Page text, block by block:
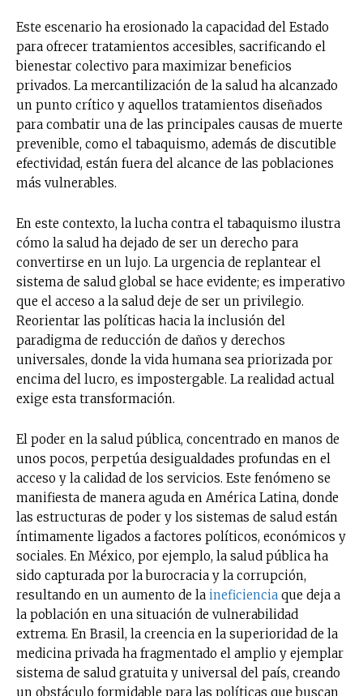
No te pierdas de las
últimas noticias
Suscríbete a nuestro boletín diario y
recibe todas las noticias del vapeo y la
reducción de daños en tu correo
electrónico.
Subscribe to our daily clipping and
receive all the news of vaping and
tobacco harm reduction in your email.
SUBSCRIBIRSE
Este escenario ha erosionado la capacidad del Estado
para ofrecer tratamientos accesibles, sacrificando el
bienestar colectivo para maximizar beneficios
privados. La mercantilización de la salud ha alcanzado
un punto crítico y aquellos tratamientos diseñados
para combatir una de las principales causas de muerte
prevenible, como el tabaquismo, además de discutible
efectividad, están fuera del alcance de las poblaciones
más vulnerables.
En este contexto, la lucha contra el tabaquismo ilustra
cómo la salud ha dejado de ser un derecho para
convertirse en un lujo. La urgencia de replantear el
sistema de salud global se hace evidente; es imperativo
que el acceso a la salud deje de ser un privilegio.
Reorientar las políticas hacia la inclusión del
paradigma de reducción de daños y derechos
universales, donde la vida humana sea priorizada por
encima del lucro, es impostergable. La realidad actual
exige esta transformación.
El poder en la salud pública, concentrado en manos de
unos pocos, perpetúa desigualdades profundas en el
acceso y la calidad de los servicios. Este fenómeno se
manifiesta de manera aguda en América Latina, donde
las estructuras de poder y los sistemas de salud están
íntimamente ligados a factores políticos, económicos y
sociales. En México, por ejemplo, la salud pública ha
sido capturada por la burocracia y la corrupción,
resultando en un aumento de la ineficiencia que deja a
la población en una situación de vulnerabilidad
extrema. En Brasil, la creencia en la superioridad de la
medicina privada ha fragmentado el amplio y ejemplar
sistema de salud gratuita y universal del país, creando
un obstáculo formidable para las políticas que buscan